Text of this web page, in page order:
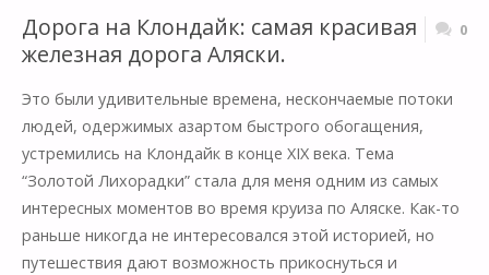
Дорога на Клондайк: самая красивая
железная дорога Аляски.
0
Это были удивительные времена, нескончаемые потоки
людей, одержимых азартом быстрого обогащения,
устремились на Клондайк в конце XIX века. Тема
“Золотой Лихорадки” стала для меня одним из самых
интересных моментов во время круиза по Аляске. Как-то
раньше никогда не интересовался этой историей, но
путешествия дают возможность прикоснуться и